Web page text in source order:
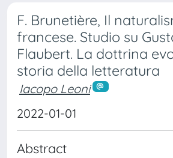
F. Brunetière, Il
francese. Studio su
Flaubert. La dottrina
storia della letteratura
Iacopo Leoni
2022-01-01
Abstract